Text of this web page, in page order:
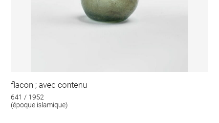
flacon ; avec contenu
641 / 1952
(époque islamique)